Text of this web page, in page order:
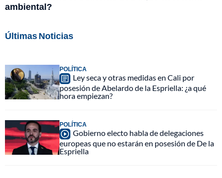
ambiental?
Últimas Noticias
POLÍTICA
Ley seca y otras medidas en Cali por
posesión de Abelardo de la Espriella: ¿a qué
hora empiezan?
POLÍTICA
Gobierno electo habla de delegaciones
europeas que no estarán en posesión de De la
Espriella